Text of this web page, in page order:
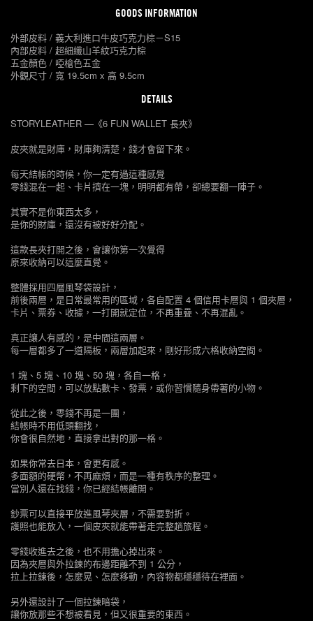
GOODS INFORMATION
外部皮料 / 義大利進口牛皮巧克力棕－S15
內部皮料 / 超細纖山羊紋巧克力棕
五金顏色 / 啞槍色五金
外觀尺寸 / 寬 19.5cm x 高 9.5cm
DETAILS
STORYLEATHER —《6 FUN WALLET 長夾》
皮夾就是財庫，財庫夠清楚，錢才會留下來。
每天結帳的時候，你一定有過這種感覺
零錢混在一起、卡片擠在一塊，明明都有帶，卻總要翻一陣子。
其實不是你東西太多，
是你的財庫，還沒有被好好分配。
這款長夾打開之後，會讓你第一次覺得
原來收納可以這麼直覺。
整體採用四層風琴袋設計，
前後兩層，是日常最常用的區域，各自配置 4 個信用卡層與 1 個夾層，
卡片、票券、收據，一打開就定位，不再重疊、不再混亂。
真正讓人有感的，是中間這兩層。
每一層都多了一道隔板，兩層加起來，剛好形成六格收納空間。
1 塊、5 塊、10 塊、50 塊，各自一格，
剩下的空間，可以放點數卡、發票，或你習慣隨身帶著的小物。
從此之後，零錢不再是一團，
結帳時不用低頭翻找，
你會很自然地，直接拿出對的那一格。
如果你常去日本，會更有感。
多面額的硬幣，不再麻煩，而是一種有秩序的整理。
當別人還在找錢，你已經結帳離開。
鈔票可以直接平放進風琴夾層，不需要對折。
護照也能放入，一個皮夾就能帶著走完整趟旅程。
零錢收進去之後，也不用擔心掉出來。
因為夾層與外拉鍊的布邊距離不到 1 公分，
拉上拉鍊後，怎麼晃、怎麼移動，內容物都穩穩待在裡面。
另外還設計了一個拉鍊暗袋，
讓你放那些不想被看見，但又很重要的東西。